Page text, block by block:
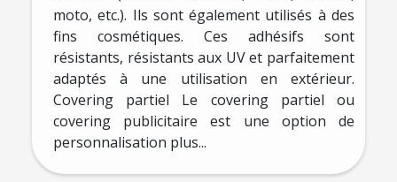
moto, etc.). Ils sont également utilisés à des
fins cosmétiques. Ces adhésifs sont
résistants, résistants aux UV et parfaitement
adaptés à une utilisation en extérieur.
Covering partiel Le covering partiel ou
covering publicitaire est une option de
personnalisation plus...